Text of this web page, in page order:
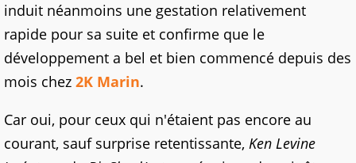
induit néanmoins une gestation relativement
rapide pour sa suite et confirme que le
développement a bel et bien commencé depuis des
mois chez 2K Marin.
Car oui, pour ceux qui n'étaient pas encore au
courant, sauf surprise retentissante, Ken Levine